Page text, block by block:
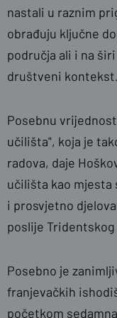
nastali u raznim
obrađuju ključne
područja ali i na
društveni kontekst.
Posebnu
učilišta", koja je
radova, daje
učilišta kao mjesta
i prosvjetno
poslije Tridentskog
Posebno je
franjevačkih
početkom